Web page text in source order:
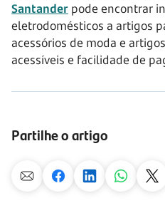
Santander pode encontrar
eletrodomésticos a artigos
acessórios de moda e
acessíveis e facilidade de
Partilhe o artigo